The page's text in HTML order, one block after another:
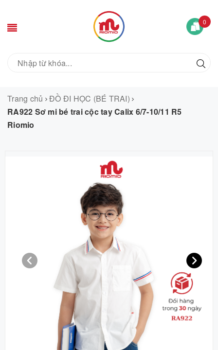
0
Trang chủ
ĐỒ ĐI HỌC (BÉ TRAI)
RA922 Sơ mi bé trai cộc tay Calix 6/7-10/11 R5
Riomio